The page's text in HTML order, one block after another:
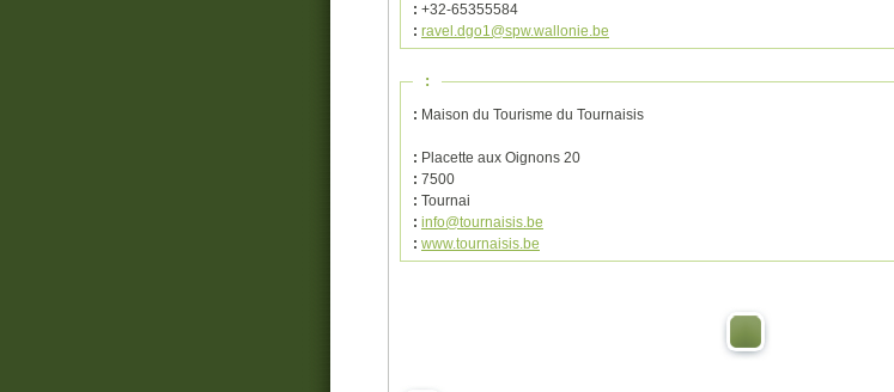
: +32-65355584
: ravel.dgo1@spw.wallonie.be
:
: Maison du Tourisme du Tournaisis
: Placette aux Oignons 20
: 7500
: Tournai
: info@tournaisis.be
: www.tournaisis.be